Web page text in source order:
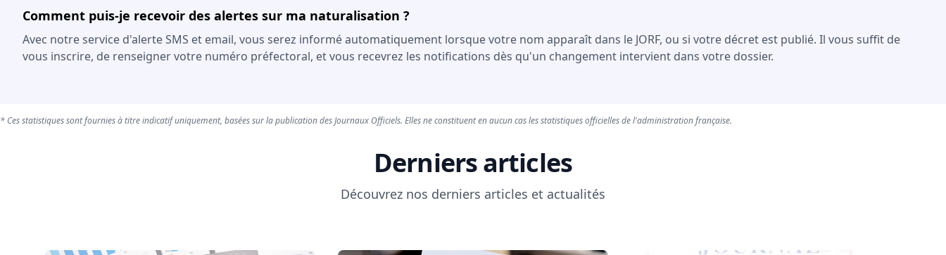
Comment puis-je recevoir des alertes sur ma naturalisation ?
Avec notre service d'alerte SMS et email, vous serez informé automatiquement lorsque votre nom apparaît dans le JORF, ou si votre décret est publié. Il vous suffit de
vous inscrire, de renseigner votre numéro préfectoral, et vous recevrez les notifications dès qu'un changement intervient dans votre dossier.
* Ces statistiques sont fournies à titre indicatif uniquement, basées sur la publication des Journaux Officiels. Elles ne constituent en aucun cas les statistiques officielles de l'administration française.
Derniers articles
Découvrez nos derniers articles et actualités